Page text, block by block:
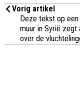
Vorig artikel
Deze tekst op een
muur in Syrië zegt
over de